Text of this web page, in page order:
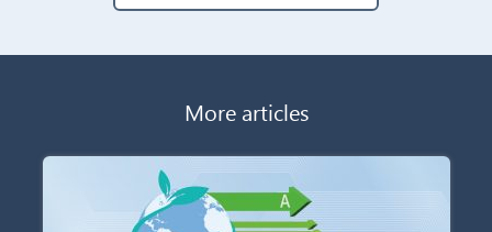
More articles